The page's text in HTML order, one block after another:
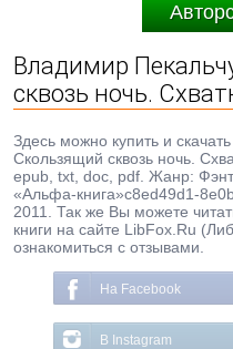
Владимир
сквозь ночь.
Здесь можно купить и
Скользящий сквозь ночь.
epub, txt, doc, pdf. Жанр:
«Альфа-книга»c8ed49d1-
2011. Так же Вы можете
книги на сайте LibFox.Ru
ознакомиться с отзывами.
На Facebook
В Instagram